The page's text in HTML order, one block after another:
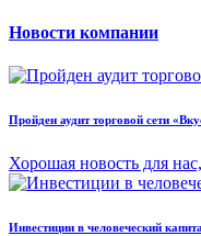
Новости компании
Пройден аудит торговой сети
Хорошая новость для
Инвестиции в человеческий